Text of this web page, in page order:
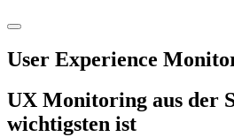
User Experience
UX Monitoring aus der
wichtigsten ist